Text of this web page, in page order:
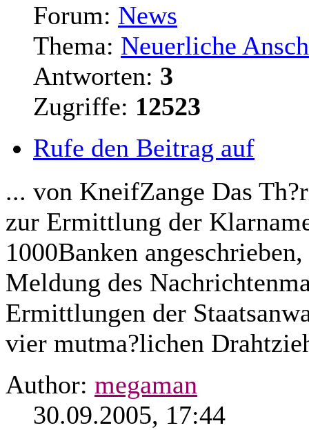
Forum: News
Thema: Neuerliche
Antworten: 3
Zugriffe: 12523
Rufe den Beitrag auf
... von KneifZange Das
zur Ermittlung der
1000Banken angeschrieben,
Meldung des
Ermittlungen der
vier mutma?lichen
Author: megaman
30.09.2005, 17:44